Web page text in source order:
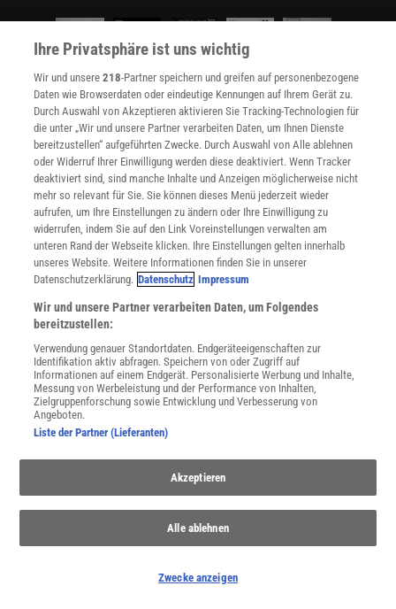
WEITERE NEUERSCHEINUNGEN SPEKTRUM SHOP
Spektrum.de-Newsletter abonnieren
JETZT ANMELDEN!
Sie können unsere Newsletter jederzeit wieder abbestellen. Infos zu unserem Umgang
mit Ihren personenbezogenen Daten finden Sie in unserer
SERVICES
Newsletter
Kontakt
Spektrum Shop
Im Handel kaufen
Widerruf
Ihre Privatsphäre ist uns wichtig
Wir und unsere218-Partner speichern und greifen auf personenbezogene
Daten wie Browserdaten oder eindeutige Kennungen auf Ihrem Gerät zu.
Durch Auswahl von Akzeptieren aktivieren Sie Tracking-Technologien für
die unter „Wir und unsere Partner verarbeiten Daten, um Ihnen Dienste
bereitzustellen“ aufgeführten Zwecke. Durch Auswahl von Alle ablehnen
oder Widerruf Ihrer Einwilligung werden diese deaktiviert. Wenn Tracker
deaktiviert sind, sind manche Inhalte und Anzeigen möglicherweise nicht
mehr so relevant für Sie. Sie können dieses Menü jederzeit wieder
aufrufen, um Ihre Einstellungen zu ändern oder Ihre Einwilligung zu
widerrufen, indem Sie auf den Link Voreinstellungen verwalten am
unteren Rand der Webseite klicken. Ihre Einstellungen gelten innerhalb
unseres Website. Weitere Informationen finden Sie in unserer
Datenschutzerklärung. Datenschutz Impressum
Wir und unsere Partner verarbeiten Daten, um Folgendes
bereitzustellen:
Verwendung genauer Standortdaten. Endgeräteeigenschaften zur
Identifikation aktiv abfragen. Speichern von oder Zugriff auf
Informationen auf einem Endgerät. Personalisierte Werbung und Inhalte,
Messung von Werbeleistung und der Performance von Inhalten,
Zielgruppenforschung sowie Entwicklung und Verbesserung von
Angeboten.
Liste der Partner (Lieferanten)
Akzeptieren
Alle ablehnen
Zwecke anzeigen